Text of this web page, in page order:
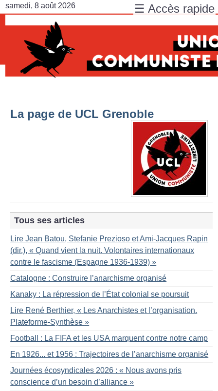
samedi, 8 août 2026
La page de UCL Grenoble
Tous ses articles
Lire Jean Batou, Stefanie Prezioso et Ami-Jacques Rapin
(dir.), « Quand vient la nuit. Volontaires internationaux
contre le fascisme (Espagne 1936-1939) »
Catalogne : Construire l’anarchisme organisé
Kanaky : La répression de l’État colonial se poursuit
Lire René Berthier, « Les Anarchistes et l’organisation.
Plateforme-Synthèse »
Football : La FIFA et les USA marquent contre notre camp
En 1926... et 1956 : Trajectoires de l’anarchisme organisé
Journées écosyndicales 2026 : « Nous avons pris
conscience d’un besoin d’alliance »
☰ Accès rapide